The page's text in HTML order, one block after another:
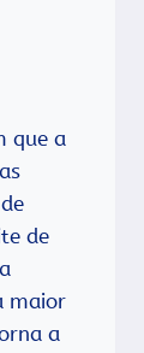
que a
de
maior
a